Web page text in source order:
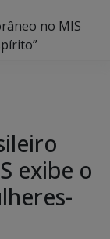
no MIS
exibe o